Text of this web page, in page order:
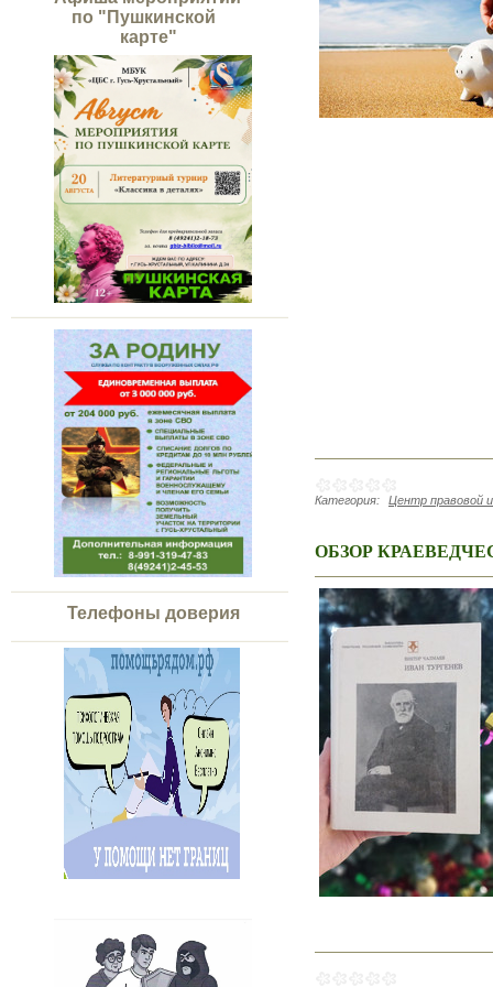
по "Пушкинской
карте"
Телефоны доверия
Категория: Центр правовой
ОБЗОР